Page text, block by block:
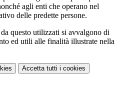
agli enti che operano nel
delle predette persone.
questo utilizzati si avvalgono di
ed utili alle finalità illustrate nella
Accetta tutti i cookies